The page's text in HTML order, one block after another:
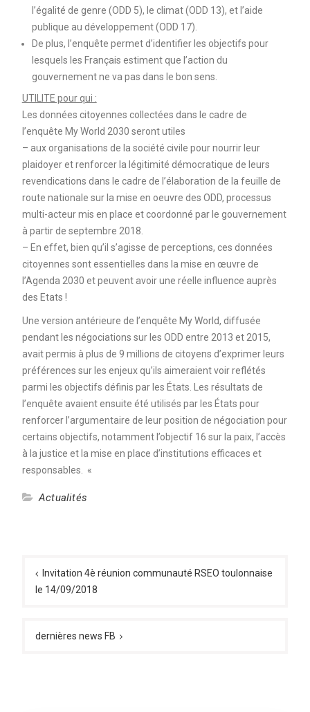
l’égalité de genre (ODD 5), le climat (ODD 13), et l’aide
publique au développement (ODD 17).
De plus, l’enquête permet d’identifier les objectifs pour
lesquels les Français estiment que l’action du
gouvernement ne va pas dans le bon sens.
UTILITE pour qui :
Les données citoyennes collectées dans le cadre de
l’enquête My World 2030 seront utiles
– aux organisations de la société civile pour nourrir leur
plaidoyer et renforcer la légitimité démocratique de leurs
revendications dans le cadre de l’élaboration de la feuille de
route nationale sur la mise en oeuvre des ODD, processus
multi-acteur mis en place et coordonné par le gouvernement
à partir de septembre 2018.
– En effet, bien qu’il s’agisse de perceptions, ces données
citoyennes sont essentielles dans la mise en œuvre de
l’Agenda 2030 et peuvent avoir une réelle influence auprès
des Etats !
Une version antérieure de l’enquête My World, diffusée
pendant les négociations sur les ODD entre 2013 et 2015,
avait permis à plus de 9 millions de citoyens d’exprimer leurs
préférences sur les enjeux qu’ils aimeraient voir reflétés
parmi les objectifs définis par les États. Les résultats de
l’enquête avaient ensuite été utilisés par les États pour
renforcer l’argumentaire de leur position de négociation pour
certains objectifs, notamment l’objectif 16 sur la paix, l’accès
à la justice et la mise en place d’institutions efficaces et
responsables. «
Actualités
de
l’article
Invitation 4è réunion communauté RSEO toulonnaise
le 14/09/2018
dernières news FB